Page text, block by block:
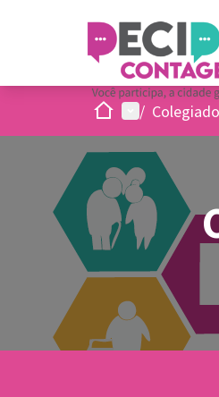
InicioMenu principal
/